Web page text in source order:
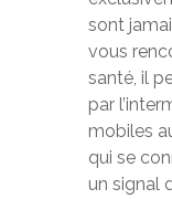
sont
vous
santé, il
par
mobiles
qui se
un signal